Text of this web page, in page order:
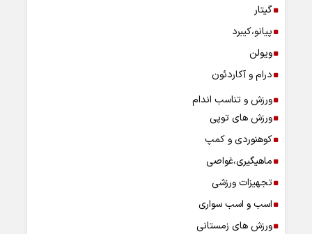
گیتار
پیانو،کیبرد
ویولن
درام و آکاردئون
ورزش و تناسب اندام
ورزش های توپی
کوهنوردی و کمپ
ماهیگیری،غواصی
تجهیزات ورزشی
اسب و اسب سواری
ورزش های زمستانی